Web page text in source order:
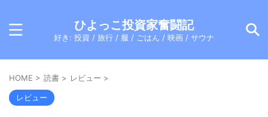
ひよっこ投資家奮闘記
好き: 投資 / 旅行 / 服 / ごはん / 映画 / サウナ
HOME > 読書 > レビュー >
レビュー